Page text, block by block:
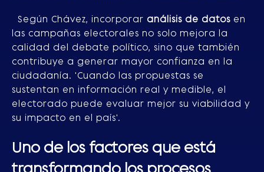
Según Chávez, incorporar análisis de datos en
las campañas electorales no solo mejora la
calidad del debate político, sino que también
contribuye a generar mayor confianza en la
ciudadanía. 'Cuando las propuestas se
sustentan en información real y medible, el
electorado puede evaluar mejor su viabilidad y
su impacto en el país'.
Uno de los factores que está
transformando los procesos